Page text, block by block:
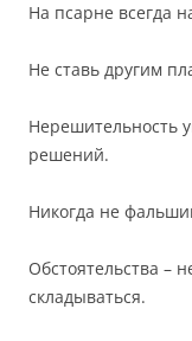
На псарне всегда
Не ставь другим
Нерешительность
решений.
Никогда не
Обстоятельства –
складываться.